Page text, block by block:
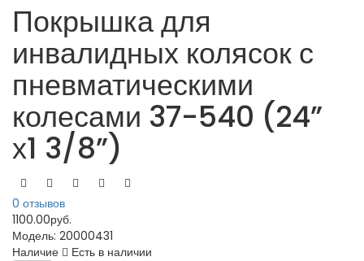
Покрышка для
инвалидных колясок с
пневматическими
колесами 37-540 (24”
х1 3/8”)
0 отзывов
1100.00руб.
Модель: 20000431
Наличие
Есть в наличии